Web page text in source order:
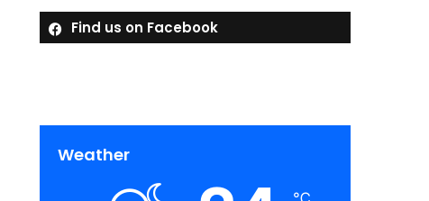
for
Article
Find us on Facebook
Weather